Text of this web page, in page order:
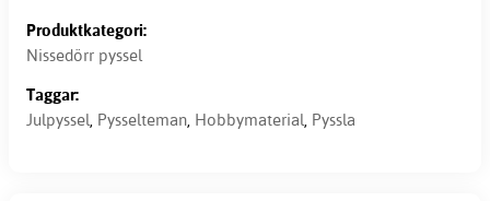
Produktkategori:
Nissedörr pyssel
Taggar:
Julpyssel, Pysselteman, Hobbymaterial, Pyssla